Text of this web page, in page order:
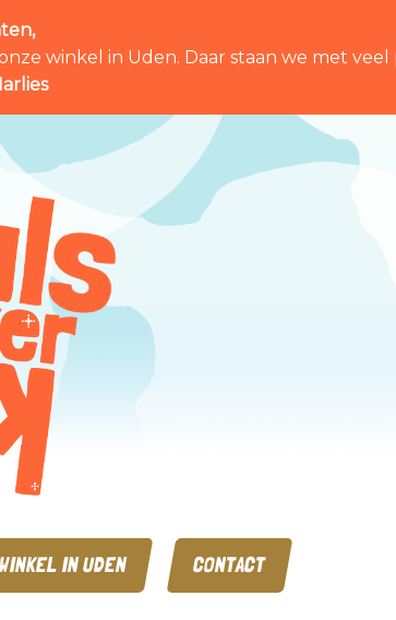
winkel in Uden. Daar staan we met
IN UDEN CONTACT